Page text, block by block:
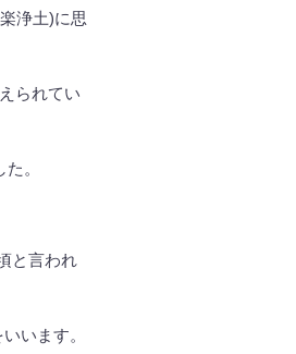
浄土)に思
られてい
。
と言われ
います。